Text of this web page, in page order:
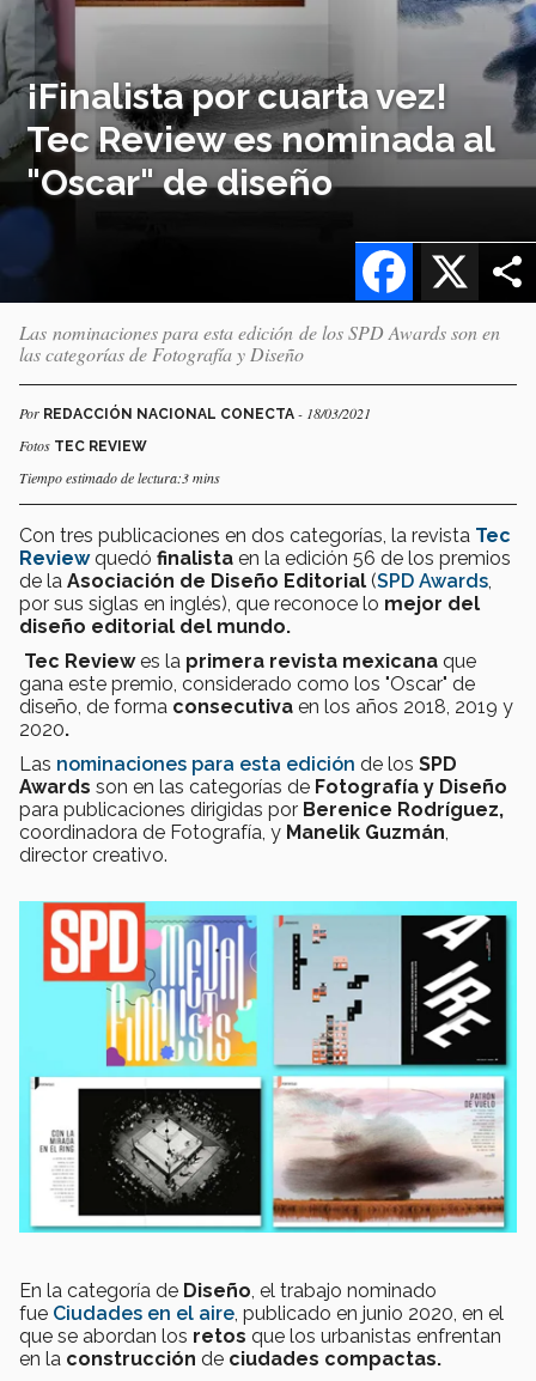
¡Finalista por cuarta vez!
Tec Review es nominada al
"Oscar" de diseño
X
Facebook
Las nominaciones para esta edición de los SPD Awards son en
las categorías de Fotografía y Diseño
Por REDACCIÓN NACIONAL CONECTA - 18/03/2021
Fotos TEC REVIEW
Tiempo estimado de lectura:3 mins
Con tres publicaciones en dos categorías, la revista Tec
Review quedó finalista en la edición 56 de los premios
de la Asociación de Diseño Editorial (SPD Awards
por sus siglas en inglés), que reconoce lo mejor del
diseño editorial del mundo.
Tec Reviewes la primera revista mexicana que
gana este premio, considerado como los "Oscar" de
diseño, de forma consecutiva en los años 2018, 2019 y
2020.
Las nominaciones para esta edición de los SPD
Awards son en las categorías de Fotografía y Diseño
para publicaciones dirigidas por Berenice Rodríguez,
coordinadora de Fotografía, y Manelik Guzmán
director creativo.
En la categoría de Diseño, el trabajo nominado
fue Ciudades en el aire, publicado en junio 2020, en el
que se abordan los retos que los urbanistas enfrentan
en la construcción de ciudades compactas.